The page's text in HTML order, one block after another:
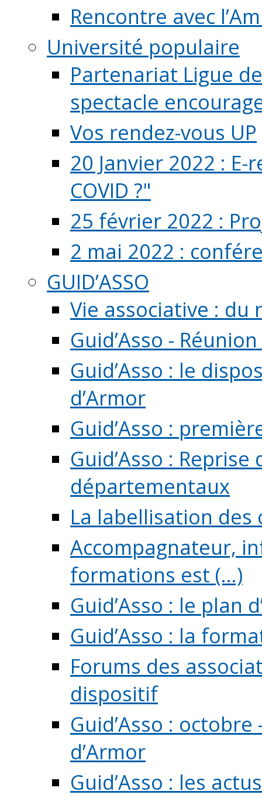
Rencontre avec
Université populaire
Partenariat Ligue
spectacle
Vos rendez-vous UP
20 Janvier 2022 :
COVID ?"
25 février 2022 :
2 mai 2022 :
GUID’ASSO
Vie associative : du
Guid’Asso -
Guid’Asso : le
d’Armor
Guid’Asso :
Guid’Asso :
départementaux
La labellisation
Accompagnateur,
formations est (...)
Guid’Asso : le plan
Guid’Asso : la
Forums des
dispositif
Guid’Asso :
d’Armor
Guid’Asso : les